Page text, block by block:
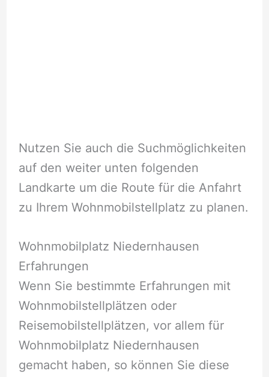
Nutzen Sie auch die Suchmöglichkeiten
auf den weiter unten folgenden
Landkarte um die Route für die Anfahrt
zu Ihrem Wohnmobilstellplatz zu planen.
Wohnmobilplatz Niedernhausen
Erfahrungen
Wenn Sie bestimmte Erfahrungen mit
Wohnmobilstellplätzen oder
Reisemobilstellplätzen, vor allem für
Wohnmobilplatz Niedernhausen
gemacht haben, so können Sie diese